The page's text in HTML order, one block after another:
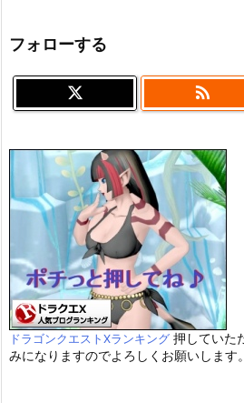
フォローする

ドラゴンクエストXランキング 押していた
みになりますのでよろしくお願いします。